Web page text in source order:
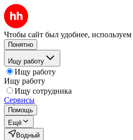
Чтобы сайт был удобнее, используем
Понятно
Ищу работу
Ищу работу
Ищу работу
Ищу сотрудника
Сервисы
Помощь
Ещё
Водный